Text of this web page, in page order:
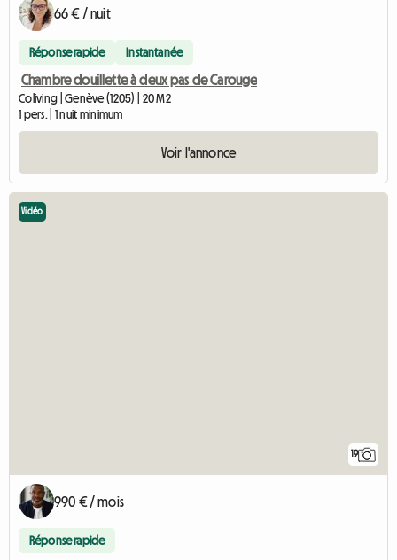
66 € / nuit
Réponse rapide Instantanée
Chambre douillette à deux pas de Carouge
Coliving | Genève (1205) | 20 M2
1 pers. | 1 nuit minimum
Voir l'annonce
19
Vidéo
990 € / mois
Réponse rapide